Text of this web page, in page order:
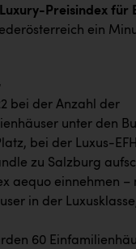
Preisindex für
ein
bei der Anzahl der
unter den
bei der Luxus-
zu Salzburg
aequo einnehmen –
in der
60